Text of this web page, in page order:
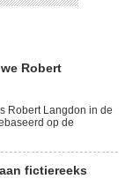
Robert
Robert Langdon in de
op de
fictiereeks